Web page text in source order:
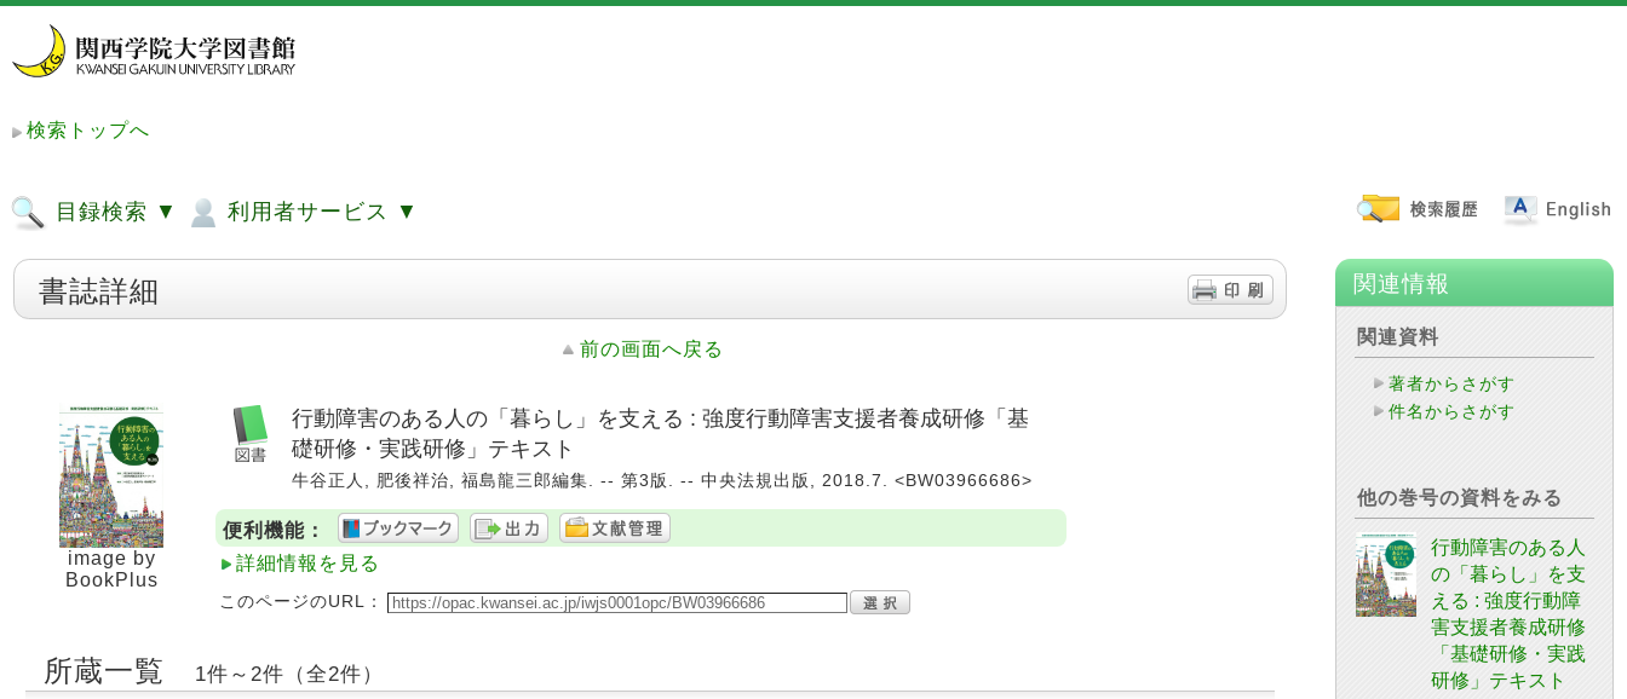
検索トップへ
目録検索 ▼ 利用者サービス ▼
書誌詳細
前の画面へ戻る
image by
BookPlus
行動障害のある人の「暮らし」を支える : 強度行動障害支援者養成研修「基
礎研修・実践研修」テキスト
牛谷正人, 肥後祥治, 福島龍三郎編集. -- 第3版. -- 中央法規出版, 2018.7. <BW03966686>
便利機能：
詳細情報を見る
このページのURL：
所蔵一覧 1件～2件（全2件）
関連情報
関連資料
著者からさがす
件名からさがす
他の巻号の資料をみる
行動障害のある人
の「暮らし」を支
える : 強度行動障
害支援者養成研修
「基礎研修・実践
研修」テキスト